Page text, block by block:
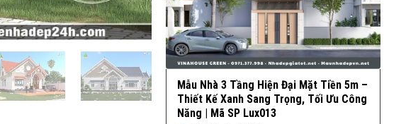
Mẫu Nhà 3 Tầng Hiện Đại Mặt Tiền 5m –
Thiết Kế Xanh Sang Trọng, Tối Ưu Công
Năng | Mã SP Lux013